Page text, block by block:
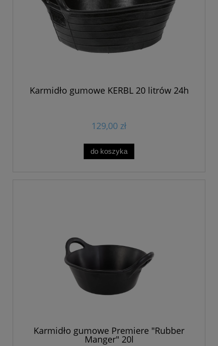
Karmidło gumowe KERBL 20 litrów 24h
129,00 zł
do koszyka
Karmidło gumowe Premiere "Rubber
Manger" 20l